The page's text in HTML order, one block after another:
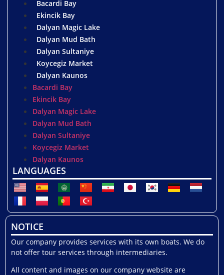
Bacardi Bay
Ekincik Bay
Dalyan Magic Lake
Dalyan Mud Bath
Dalyan Sultaniye
Koycegiz Market
Dalyan Kaunos
Bacardi Bay
Ekincik Bay
Dalyan Magic Lake
Dalyan Mud Bath
Dalyan Sultaniye
Koycegiz Market
Dalyan Kaunos
LANGUAGES
NOTICE
Our company provides services with its own boats. We do
not offer tour services through intermediaries.
All content and images on our company website are